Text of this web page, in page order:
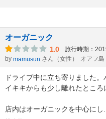
オーガニック
1.0 旅行時期：
by mamusun さん（女性） オアフ
ドライブ中に立ち寄りました
イキキからも少し離れたところ
店内はオーガニックを中心にし